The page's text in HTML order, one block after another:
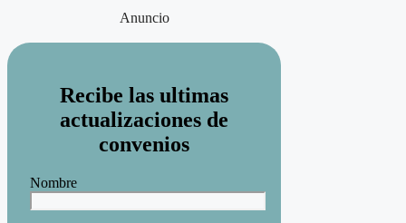
Anuncio
Recibe las ultimas
actualizaciones de
convenios
Nombre